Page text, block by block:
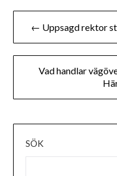
← Uppsagd rektor
Vad handlar
SÖK